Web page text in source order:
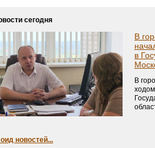
сегодня
В
в
В
новостей...